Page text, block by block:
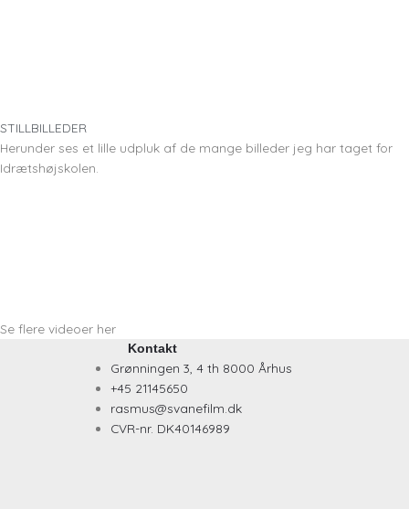
STILLBILLEDER
Herunder ses et lille udpluk af de mange billeder jeg har taget for
Idrætshøjskolen.
Se flere videoer her
Kontakt
Grønningen 3, 4 th 8000 Århus
+45 21145650
rasmus@svanefilm.dk
CVR-nr. DK40146989